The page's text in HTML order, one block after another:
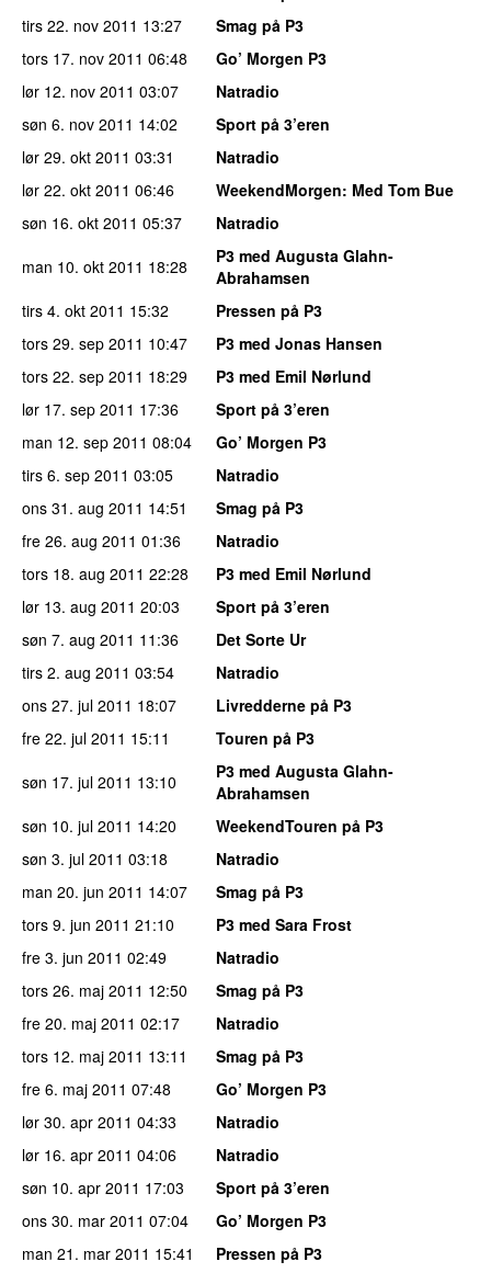
tirs 22. nov 2011 13:27
Smag på P3
tors 17. nov 2011 06:48
Go’ Morgen P3
lør 12. nov 2011 03:07
Natradio
søn 6. nov 2011 14:02
Sport på 3’eren
lør 29. okt 2011 03:31
Natradio
lør 22. okt 2011 06:46 WeekendMorgen: Med Tom Bue
søn 16. okt 2011 05:37
Natradio
man 10. okt 2011 18:28
P3 med Augusta Glahn-
Abrahamsen
tirs 4. okt 2011 15:32
Pressen på P3
tors 29. sep 2011 10:47
P3 med Jonas Hansen
tors 22. sep 2011 18:29
P3 med Emil Nørlund
lør 17. sep 2011 17:36
Sport på 3’eren
man 12. sep 2011 08:04
Go’ Morgen P3
tirs 6. sep 2011 03:05
Natradio
ons 31. aug 2011 14:51
Smag på P3
fre 26. aug 2011 01:36
Natradio
tors 18. aug 2011 22:28
P3 med Emil Nørlund
lør 13. aug 2011 20:03
Sport på 3’eren
søn 7. aug 2011 11:36
Det Sorte Ur
tirs 2. aug 2011 03:54
Natradio
ons 27. jul 2011 18:07
Livredderne på P3
fre 22. jul 2011 15:11
Touren på P3
søn 17. jul 2011 13:10
P3 med Augusta Glahn-
Abrahamsen
søn 10. jul 2011 14:20
WeekendTouren på P3
søn 3. jul 2011 03:18
Natradio
man 20. jun 2011 14:07
Smag på P3
tors 9. jun 2011 21:10
P3 med Sara Frost
fre 3. jun 2011 02:49
Natradio
tors 26. maj 2011 12:50
Smag på P3
fre 20. maj 2011 02:17
Natradio
tors 12. maj 2011 13:11
Smag på P3
fre 6. maj 2011 07:48
Go’ Morgen P3
lør 30. apr 2011 04:33
Natradio
lør 16. apr 2011 04:06
Natradio
søn 10. apr 2011 17:03
Sport på 3’eren
ons 30. mar 2011 07:04
Go’ Morgen P3
man 21. mar 2011 15:41
Pressen på P3